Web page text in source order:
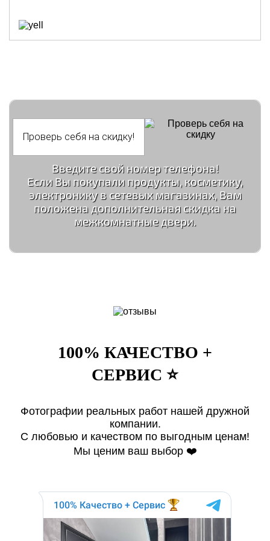
Введите свой номер телефона!
Если Вы покупали продукты, косметику,
электронику в сетевых магазинах, Вам
положена дополнительная скидка на
межкомнатные двери.
100% КАЧЕСТВО +
СЕРВИС ⭐️
Фотографии реальных работ нашей дружной
компании.
С любовью и качеством по выгодным ценам!
Мы ценим ваш выбор ❤️